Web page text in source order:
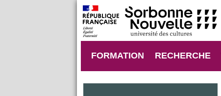
FORMATION RECHERCHE